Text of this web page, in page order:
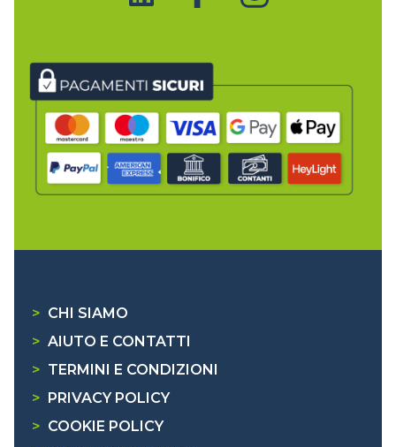
> CHI SIAMO
> AIUTO E CONTATTI
> TERMINI E CONDIZIONI
>
PRIVACY POLICY
> COOKIE POLICY